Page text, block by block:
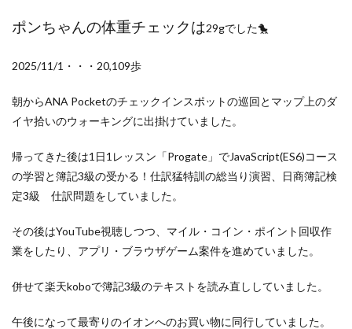
ポンちゃんの体重チェックは29gでした🐤
2025/11/1・・・20,109歩
朝からANA Pocketのチェックインスポットの巡回とマップ上のダ
イヤ拾いのウォーキングに出掛けていました。
帰ってきた後は1日1レッスン「Progate」でJavaScript(ES6)コース
の学習と簿記3級の受かる！仕訳猛特訓の総当り演習、日商簿記検
定3級 仕訳問題をしていました。
その後はYouTube視聴しつつ、マイル・コイン・ポイント回収作
業をしたり、アプリ・ブラウザゲーム案件を進めていました。
併せて楽天koboで簿記3級のテキストを読み直ししていました。
午後になって最寄りのイオンへのお買い物に同行していました。